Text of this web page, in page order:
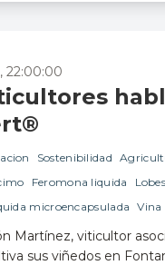
22:00:00
Sostenibilidad
Feromona liquida
microencapsulada
Vina
Martínez, viticultor
sus viñedos en